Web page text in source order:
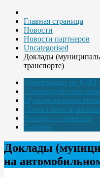
Главная страница
Новости
Новости партнеров
Uncategorised
Доклады
транспорте)
Информация по 8-ФЗ
Противодействие
Муниципальные
Нормативно-
Интернет-приёмная
Выборы
Доклады
на